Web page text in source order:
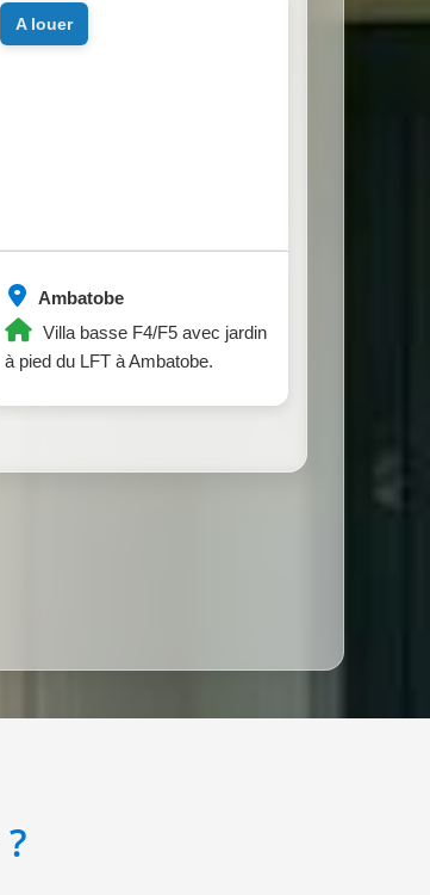
Ambatobe
Villa basse F4/F5 avec jardin
à pied du LFT à Ambatobe.
a louer
?